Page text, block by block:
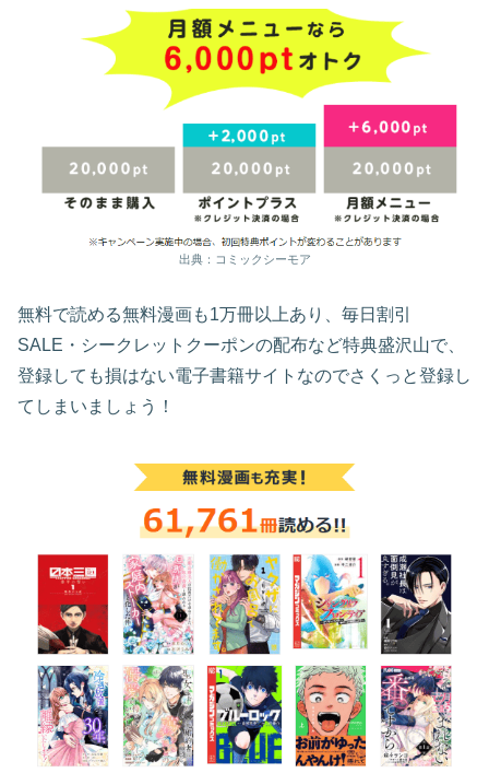
出典：コミックシーモア
無料で読める無料漫画も1万冊以上あり、毎日割引
SALE・シークレットクーポンの配布など特典盛沢山で、
登録しても損はない電子書籍サイトなのでさくっと登録し
てしまいましょう！